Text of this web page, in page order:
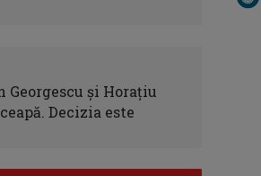
Georgescu și Horațiu
Decizia este